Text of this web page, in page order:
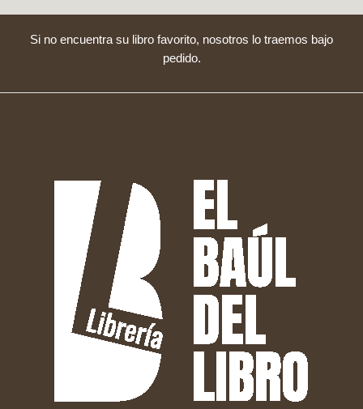
Si no encuentra su libro favorito, nosotros lo traemos bajo
pedido.